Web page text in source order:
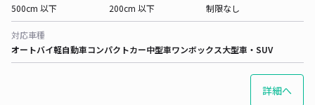
500cm 以下
200cm 以下
制限なし
対応車種
オートバイ軽自動車コンパクトカー中型車ワンボックス大型車・SUV
詳細へ